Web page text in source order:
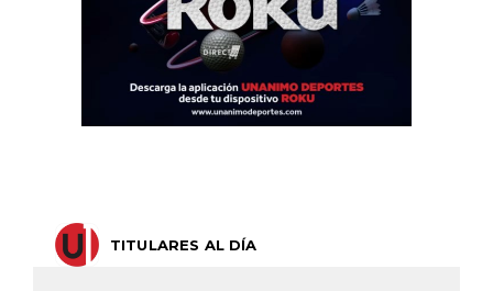
TITULARES AL DÍA